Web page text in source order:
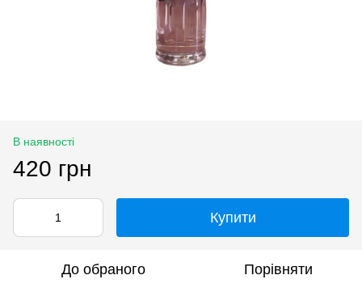
В наявності
420 грн
Купити
До обраного Порівняти